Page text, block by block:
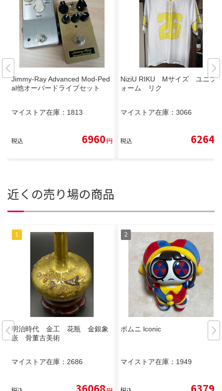
Jimmy-Ray Advanced Mod-Ped
al他オーバードライブセット
マイストア在庫： 1813
税込 6960円
NiziU RIKU Mサイズ ユニフ
ォーム リク
マイストア在庫： 3066
税込 6264
近くの売り場の商品
明治時代 金工 花瓶 金銀象
嵌 骨董古美術
マイストア在庫： 2686
ポムニ lconic
マイストア在庫： 1949